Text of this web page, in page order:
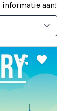
aan!
share favorite